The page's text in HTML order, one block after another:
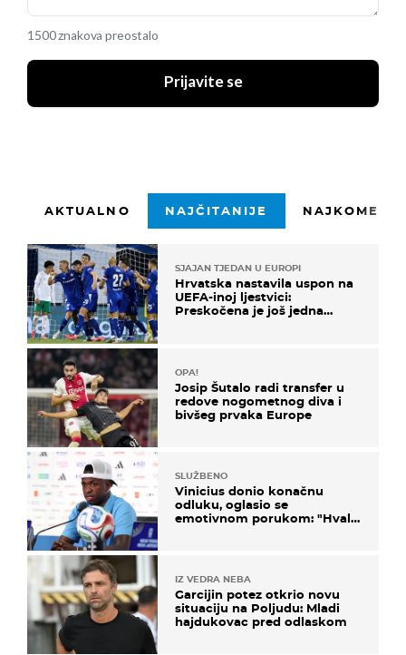
1500 znakova preostalo
Prijavite se
AKTUALNO NAJČITANIJE
SJAJAN TJEDAN U EUROPI
Hrvatska nastavila uspon na
UEFA-inoj ljestvici:
Preskočena je još jedna
OPA!
Josip Šutalo radi transfer u
redove nogometnog diva i
bivšeg prvaka Europe
SLUŽBENO
Vinicius donio konačnu
odluku, oglasio se
emotivnom porukom: "Hvala
IZ VEDRA NEBA
Garcijin potez otkrio novu
situaciju na Poljudu: Mladi
hajdukovac pred odlaskom